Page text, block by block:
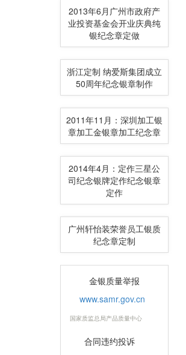
2013年6月广州市政府产
业投资基金会开业庆典纯
银纪念章定做
浙江定制 纳爱斯集团成立
50周年纪念银章制作
2011年11月：深圳加工银
章加工金银章加工纪念章
2014年4月：定作三星公
司纪念银牌定作纪念银章
定作
广州轩怡装荣誉员工银质
纪念章定制
金银质量举报
www.samr.gov.cn
国家质监总局产品质量中心
合同违约投诉